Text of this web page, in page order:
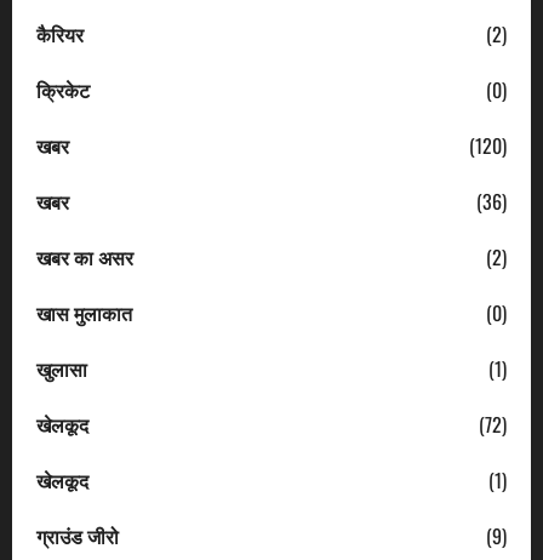
कैरियर
(2)
क्रिकेट
(0)
खबर
(120)
खबर
(36)
खबर का असर
(2)
खास मुलाकात
(0)
खुलासा
(1)
खेलकूद
(72)
खेलकूद
(1)
ग्राउंड जीरो
(9)